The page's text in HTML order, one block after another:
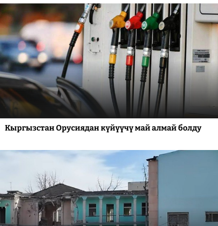
Кыргызстан Орусиядан күйүүчү май алмай болду